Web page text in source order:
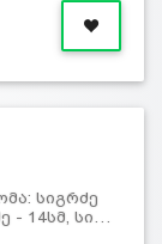
სიგრძე
- 14სმ, სი…